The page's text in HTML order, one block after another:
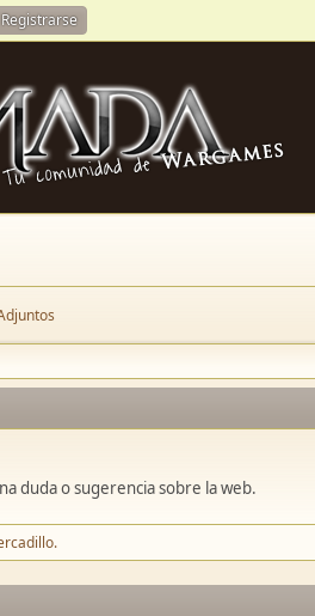
Registrarse
duda o sugerencia sobre la web.